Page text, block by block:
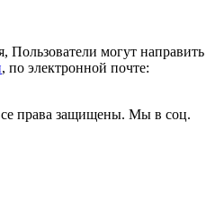
Пользователи могут направить
, по электронной почте:
права защищены. Мы в соц.